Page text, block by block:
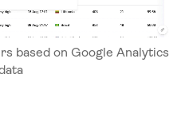
based on Google Analytics